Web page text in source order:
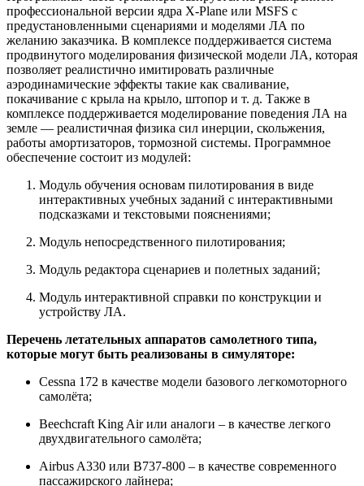
профессиональной версии ядра X-Plane или MSFS с
предустановленными сценариями и моделями ЛА по
желанию заказчика. В комплексе поддерживается система
продвинутого моделирования физической модели ЛА, которая
позволяет реалистично имитировать различные
аэродинамические эффекты такие как сваливание,
покачивание с крыла на крыло, штопор и т. д. Также в
комплексе поддерживается моделирование поведения ЛА на
земле — реалистичная физика сил инерции, скольжения,
работы амортизаторов, тормозной системы. Программное
обеспечение состоит из модулей:
Модуль обучения основам пилотирования в виде
интерактивных учебных заданий с интерактивными
подсказками и текстовыми пояснениями;
Модуль непосредственного пилотирования;
Модуль редактора сценариев и полетных заданий;
Модуль интерактивной справки по конструкции и
устройству ЛА.
Перечень летательных аппаратов самолетного типа,
которые могут быть реализованы в симуляторе:
Cessna 172 в качестве модели базового легкомоторного
самолёта;
Beechcraft King Air или аналоги – в качестве легкого
двухдвигательного самолёта;
Airbus A330 или B737-800 – в качестве современного
пассажирского лайнера;